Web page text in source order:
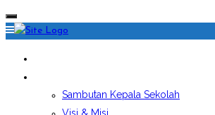
Sambutan Kepala Sekolah